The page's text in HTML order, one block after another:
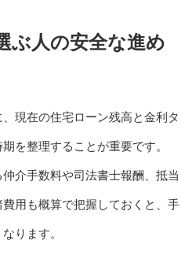
ぶ人の安全な進め
現在の住宅ローン残高と金利タ
を整理することが重要です。
介手数料や司法書士報酬、抵当
用も概算で把握しておくと、手
ります。